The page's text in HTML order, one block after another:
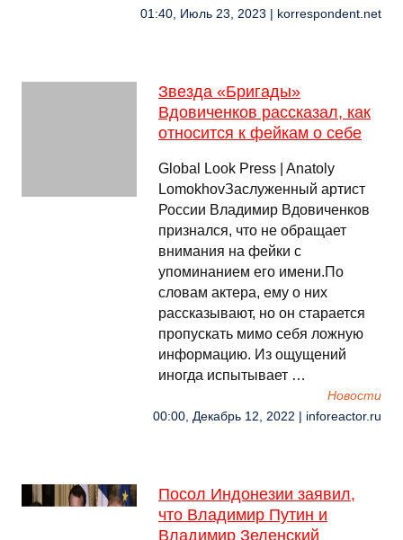
01:40, Июль 23, 2023 | korrespondent.net
Звезда «Бригады»
Вдовиченков рассказал, как
относится к фейкам о себе
Global Look Press | Anatoly
LomokhovЗаслуженный артист
России Владимир Вдовиченков
признался, что не обращает
внимания на фейки с
упоминанием его имени.По
словам актера, ему о них
рассказывают, но он старается
пропускать мимо себя ложную
информацию. Из ощущений
иногда испытывает …
Новости
00:00, Декабрь 12, 2022 | inforeactor.ru
Посол Индонезии заявил,
что Владимир Путин и
Владимир Зеленский